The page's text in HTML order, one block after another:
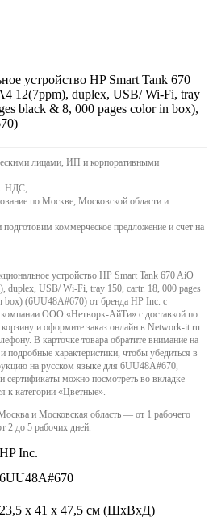
устройство HP Smart Tank 670
12(7ppm), duplex, USB/ Wi-Fi, tray
black & 8, 000 pages color in box),
лицами, ИП и корпоративными
НДС;
по Москве, Московской области и
коммерческое предложение и счет на
устройство HP Smart Tank 670 AiO
duplex, USB/ Wi-Fi, tray 150, cartr. 18, 000 pages
box) (6UU48A#670) от бренда HP Inc. с
ООО «Нетворк-АйТи» с доставкой по
и оформите заказ онлайн в Network-it.ru
В карточке товара обратите внимание на
подробные характеристики, чтобы убедиться в
на русском языке для 6UU48A#670,
сертификаты можно посмотреть во вкладке
к категории «Цветные».
и Московская область — от 1 рабочего
2 до 5 рабочих дней.
HP Inc.
6UU48A#670
23,5 x 41 x 47,5 см (ШхВхД)